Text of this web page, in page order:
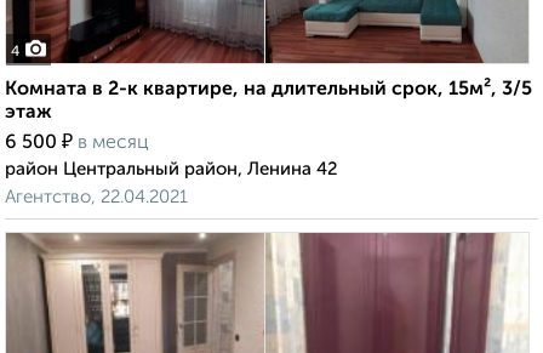
4
Комната в 2-к квартире, на длительный срок, 15м², 3/5
этаж
6 500 ₽ в месяц
район Центральный район, Ленина 42
Агентство, 22.04.2021